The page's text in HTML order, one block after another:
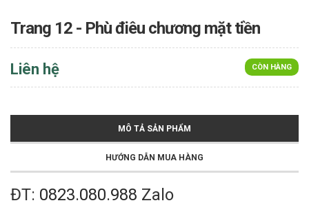
Trang 12 - Phù điêu chương mặt tiền
CÒN HÀNG
Liên hệ
MÔ TẢ SẢN PHẨM
HƯỚNG DẪN MUA HÀNG
ĐT: 0823.080.988 Zalo